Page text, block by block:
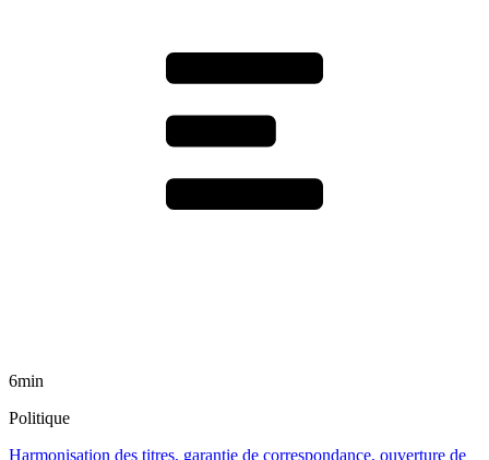
6min
Politique
Harmonisation des titres, garantie de correspondance, ouverture de